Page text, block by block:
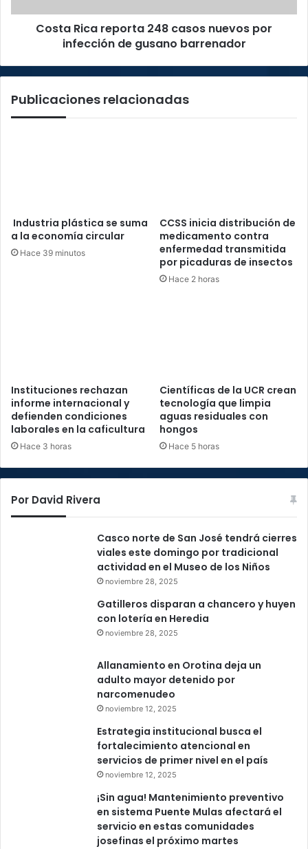
de
gusanoCosta Rica reporta 248 casos nuevos por
infección de gusano barrenador
Publicaciones relacionadas
Industria plástica se suma
a la economía circular
Hace 39 minutos
CCSS inicia distribución de
medicamento contra
enfermedad transmitida
por picaduras de insectos
Hace 2 horas
Instituciones rechazan
informe internacional y
defienden condiciones
laborales en la caficultura
Hace 3 horas
Científicas de la UCR crean
tecnología que limpia
aguas residuales con
hongos
Hace 5 horas
Por David Rivera
Casco norte de San José tendrá cierres
viales este domingo por tradicional
actividad en el Museo de los Niños
noviembre 28, 2025
Gatilleros disparan a chancero y huyen
con lotería en Heredia
noviembre 28, 2025
Allanamiento en Orotina deja un
adulto mayor detenido por
narcomenudeo
noviembre 12, 2025
Estrategia institucional busca el
fortalecimiento atencional en
servicios de primer nivel en el país
noviembre 12, 2025
¡Sin agua! Mantenimiento preventivo
en sistema Puente Mulas afectará el
servicio en estas comunidades
josefinas el próximo martes